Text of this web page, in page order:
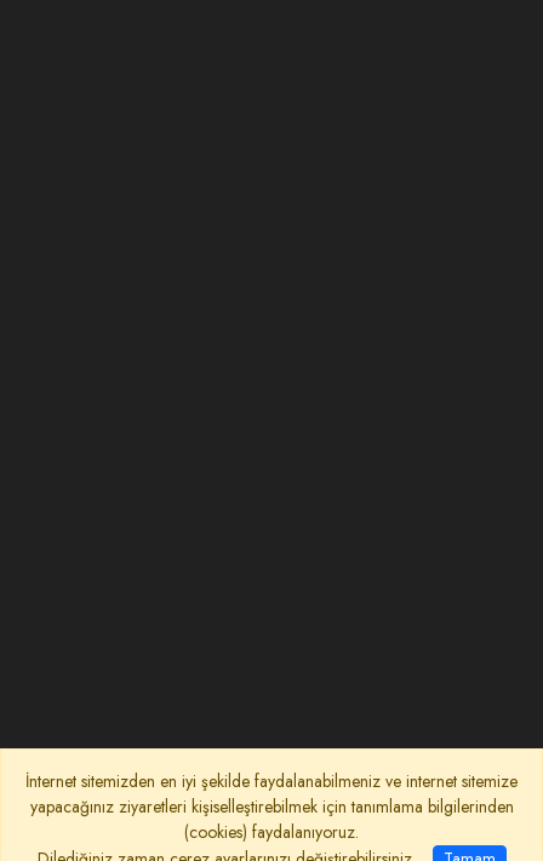
İnternet sitemizden en iyi şekilde faydalanabilmeniz ve internet sitemize
yapacağınız ziyaretleri kişiselleştirebilmek için tanımlama bilgilerinden
(cookies) faydalanıyoruz.